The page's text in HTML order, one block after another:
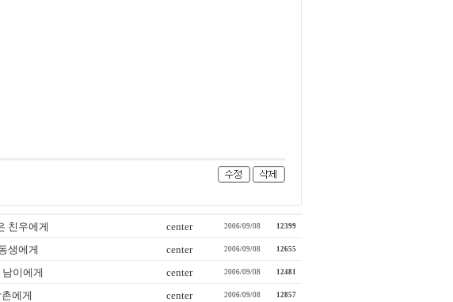
친우에게 center 2006/09/08 12399
생에게 center 2006/09/08 12655
이에게 center 2006/09/08 12481
에게 center 2006/09/08 12857